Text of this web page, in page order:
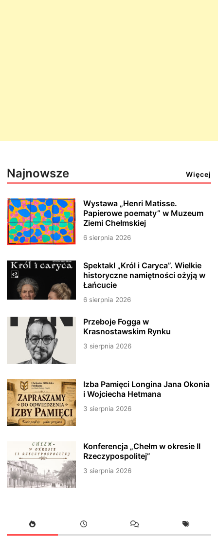
Najnowsze Więcej
Wystawa „Henri Matisse.
Papierowe poematy” w Muzeum
Ziemi Chełmskiej
6 sierpnia 2026
Spektakl „Król i Caryca”. Wielkie
historyczne namiętności ożyją w
Łańcucie
6 sierpnia 2026
Przeboje Fogga w
Krasnostawskim Rynku
3 sierpnia 2026
Izba Pamięci Longina Jana Okonia
i Wojciecha Hetmana
3 sierpnia 2026
Konferencja „Chełm w okresie II
Rzeczypospolitej”
3 sierpnia 2026